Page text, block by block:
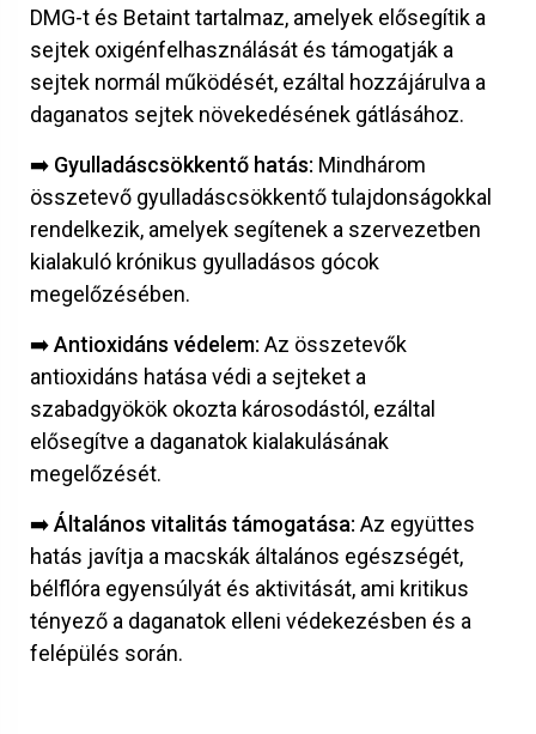
DMG-t és Betaint tartalmaz, amelyek elősegítik a
sejtek oxigénfelhasználását és támogatják a
sejtek normál működését, ezáltal hozzájárulva a
daganatos sejtek növekedésének gátlásához.
➡️ Gyulladáscsökkentő hatás: Mindhárom
összetevő gyulladáscsökkentő tulajdonságokkal
rendelkezik, amelyek segítenek a szervezetben
kialakuló krónikus gyulladásos gócok
megelőzésében.
➡️ Antioxidáns védelem: Az összetevők
antioxidáns hatása védi a sejteket a
szabadgyökök okozta károsodástól, ezáltal
elősegítve a daganatok kialakulásának
megelőzését.
➡️ Általános vitalitás támogatása: Az együttes
hatás javítja a macskák általános egészségét,
bélflóra egyensúlyát és aktivitását, ami kritikus
tényező a daganatok elleni védekezésben és a
felépülés során.